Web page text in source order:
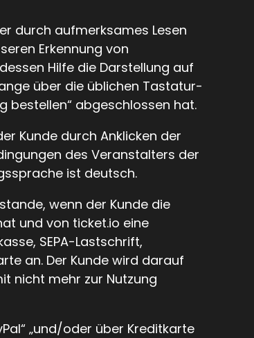
durch aufmerksames Lesen
Erkennung von
Hilfe die Darstellung auf
über die üblichen Tastatur-
bestellen“ abgeschlossen hat.
Kunde durch Anklicken der
des Veranstalters der
ist deutsch.
wenn der Kunde die
und von ticket.io eine
SEPA-Lastschrift,
an. Der Kunde wird darauf
nicht mehr zur Nutzung
„und/oder über Kreditkarte